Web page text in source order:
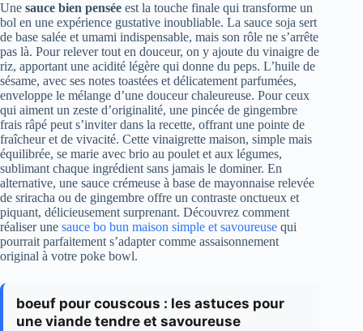
Une sauce bien pensée est la touche finale qui transforme un
bol en une expérience gustative inoubliable. La sauce soja sert
de base salée et umami indispensable, mais son rôle ne s’arrête
pas là. Pour relever tout en douceur, on y ajoute du vinaigre de
riz, apportant une acidité légère qui donne du peps. L’huile de
sésame, avec ses notes toastées et délicatement parfumées,
enveloppe le mélange d’une douceur chaleureuse. Pour ceux
qui aiment un zeste d’originalité, une pincée de gingembre
frais râpé peut s’inviter dans la recette, offrant une pointe de
fraîcheur et de vivacité. Cette vinaigrette maison, simple mais
équilibrée, se marie avec brio au poulet et aux légumes,
sublimant chaque ingrédient sans jamais le dominer. En
alternative, une sauce crémeuse à base de mayonnaise relevée
de sriracha ou de gingembre offre un contraste onctueux et
piquant, délicieusement surprenant. Découvrez comment
réaliser une sauce bo bun maison simple et savoureuse qui
pourrait parfaitement s’adapter comme assaisonnement
original à votre poke bowl.
boeuf pour couscous : les astuces pour
une viande tendre et savoureuse